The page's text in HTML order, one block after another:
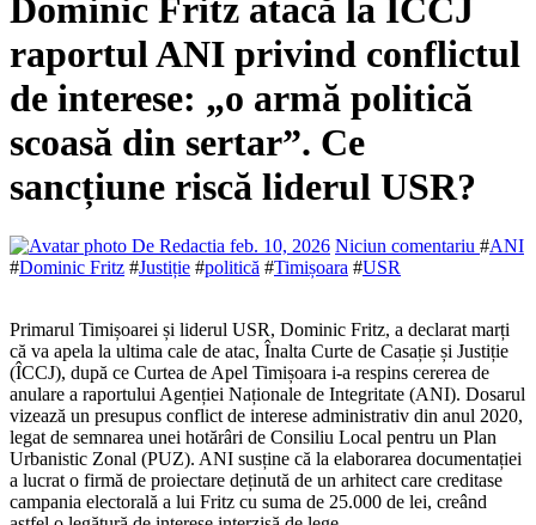
Dominic Fritz atacă la ÎCCJ
raportul ANI privind conflictul
de interese: „o armă politică
scoasă din sertar”. Ce
sancțiune riscă liderul USR?
De Redactia feb. 10, 2026 Niciun comentariu #ANI
#Dominic Fritz #Justiție #politică #Timișoara #USR
Primarul Timișoarei și liderul USR, Dominic Fritz, a declarat marți
că va apela la ultima cale de atac, Înalta Curte de Casație și Justiție
(ÎCCJ), după ce Curtea de Apel Timișoara i-a respins cererea de
anulare a raportului Agenției Naționale de Integritate (ANI). Dosarul
vizează un presupus conflict de interese administrativ din anul 2020,
legat de semnarea unei hotărâri de Consiliu Local pentru un Plan
Urbanistic Zonal (PUZ). ANI susține că la elaborarea documentației
a lucrat o firmă de proiectare deținută de un arhitect care creditase
campania electorală a lui Fritz cu suma de 25.000 de lei, creând